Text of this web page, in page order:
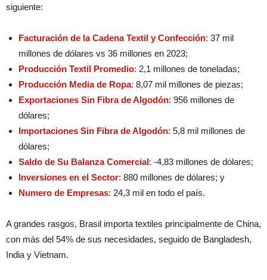
siguiente:
Facturación de la Cadena Textil y Confección: 37 mil
millones de dólares vs 36 millones en 2023;
Producción Textil Promedio: 2,1 millones de toneladas;
Producción Media de Ropa: 8,07 mil millones de piezas;
Exportaciones Sin Fibra de Algodón: 956 millones de
dólares;
Importaciones Sin Fibra de Algodón: 5,8 mil millones de
dólares;
Saldo de Su Balanza Comercial: -4,83 millones de dólares;
Inversiones en el Sector: 880 millones de dólares; y
Numero de Empresas: 24,3 mil en todo el país.
A grandes rasgos, Brasil importa textiles principalmente de China,
con más del 54% de sus necesidades, seguido de Bangladesh,
India y Vietnam.